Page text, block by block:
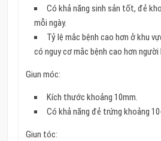
Có khả năng sinh sản tốt, đẻ
mỗi ngày.
Tỷ lệ mắc bệnh cao hơn ở khu
có nguy cơ mắc bệnh cao hơn người
Giun móc:
Kích thước khoảng 10mm.
Có khả năng đẻ trứng khoảng
Giun tóc: